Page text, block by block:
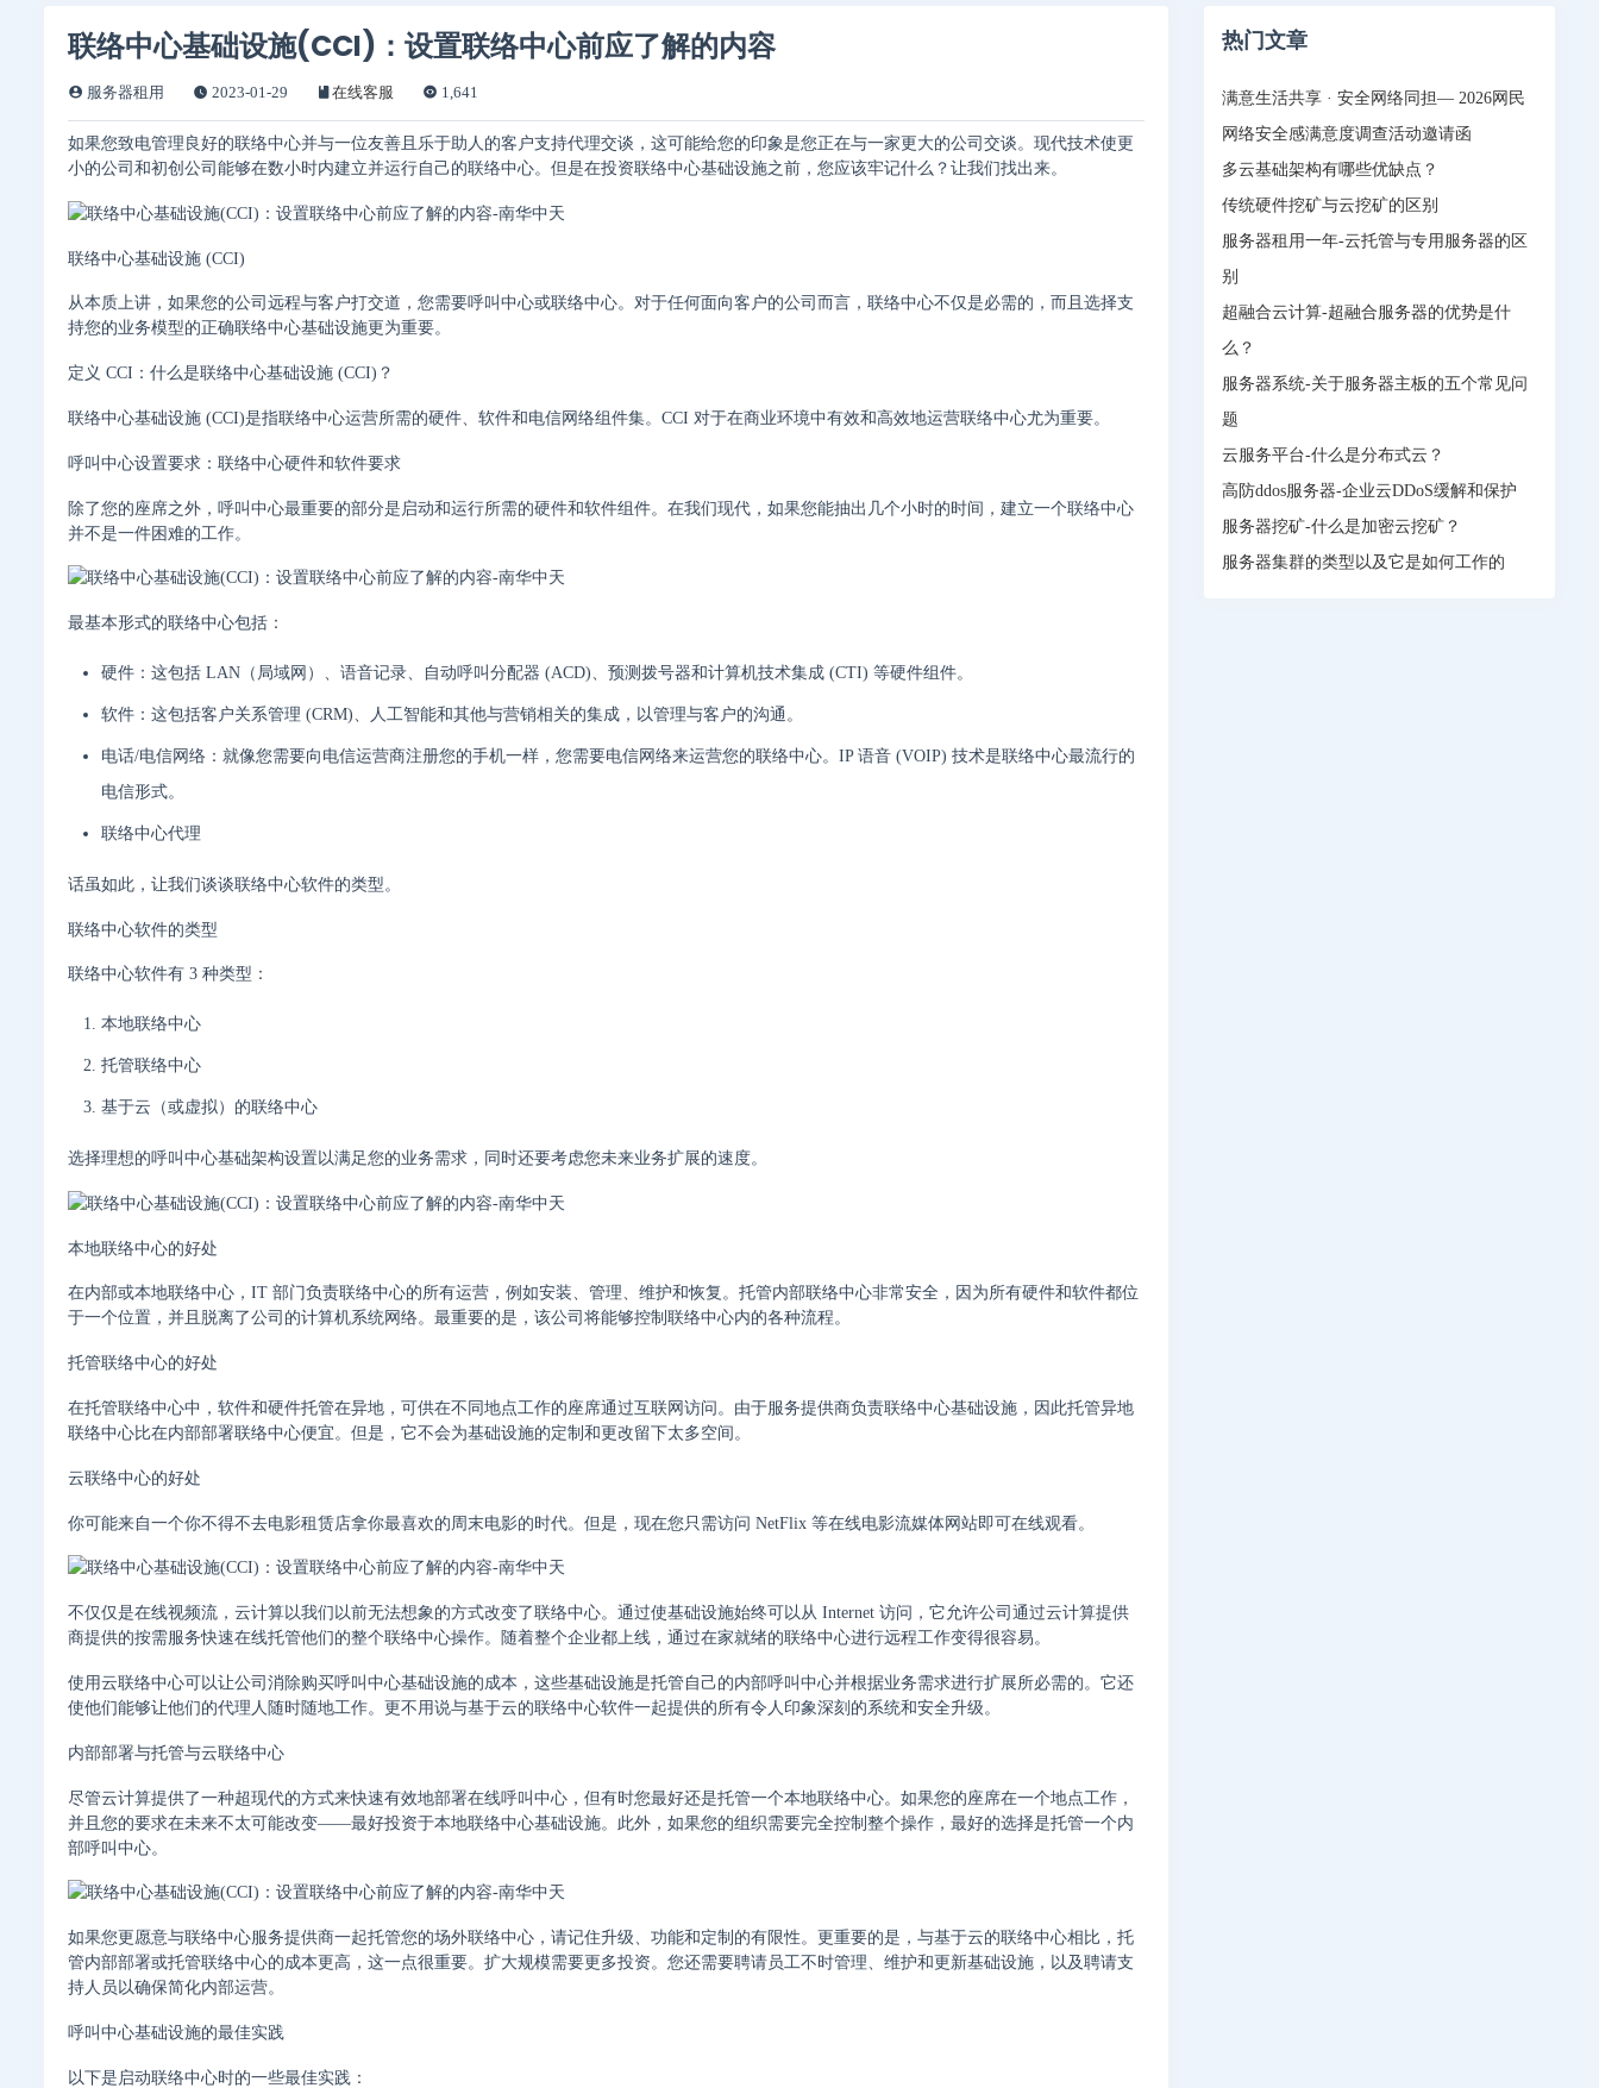
联络中心基础设施(CCI)：设置联络中心前应了解的内容
服务器租用 2023-01-29 在线客服 1,641
如果您致电管理良好的联络中心并与一位友善且乐于助人的客户支持代理交谈，这可能给您的印象是您正在与一家更大的公司交谈。现代技术使更
小的公司和初创公司能够在数小时内建立并运行自己的联络中心。但是在投资联络中心基础设施之前，您应该牢记什么？让我们找出来。
联络中心基础设施 (CCI)
从本质上讲，如果您的公司远程与客户打交道，您需要呼叫中心或联络中心。对于任何面向客户的公司而言，联络中心不仅是必需的，而且选择支
持您的业务模型的正确联络中心基础设施更为重要。
定义 CCI：什么是联络中心基础设施 (CCI)？
联络中心基础设施 (CCI)是指联络中心运营所需的硬件、软件和电信网络组件集。CCI 对于在商业环境中有效和高效地运营联络中心尤为重要。
呼叫中心设置要求：联络中心硬件和软件要求
除了您的座席之外，呼叫中心最重要的部分是启动和运行所需的硬件和软件组件。在我们现代，如果您能抽出几个小时的时间，建立一个联络中心
并不是一件困难的工作。
最基本形式的联络中心包括：
硬件：这包括 LAN（局域网）、语音记录、自动呼叫分配器 (ACD)、预测拨号器和计算机技术集成 (CTI) 等硬件组件。
软件：这包括客户关系管理 (CRM)、人工智能和其他与营销相关的集成，以管理与客户的沟通。
电话/电信网络：就像您需要向电信运营商注册您的手机一样，您需要电信网络来运营您的联络中心。IP 语音 (VOIP) 技术是联络中心最流行的
电信形式。
联络中心代理
话虽如此，让我们谈谈联络中心软件的类型。
联络中心软件的类型
联络中心软件有 3 种类型：
本地联络中心
托管联络中心
基于云（或虚拟）的联络中心
选择理想的呼叫中心基础架构设置以满足您的业务需求，同时还要考虑您未来业务扩展的速度。
本地联络中心的好处
在内部或本地联络中心，IT 部门负责联络中心的所有运营，例如安装、管理、维护和恢复。托管内部联络中心非常安全，因为所有硬件和软件都位
于一个位置，并且脱离了公司的计算机系统网络。最重要的是，该公司将能够控制联络中心内的各种流程。
托管联络中心的好处
在托管联络中心中，软件和硬件托管在异地，可供在不同地点工作的座席通过互联网访问。由于服务提供商负责联络中心基础设施，因此托管异地
联络中心比在内部部署联络中心便宜。但是，它不会为基础设施的定制和更改留下太多空间。
云联络中心的好处
你可能来自一个你不得不去电影租赁店拿你最喜欢的周末电影的时代。但是，现在您只需访问 NetFlix 等在线电影流媒体网站即可在线观看。
不仅仅是在线视频流，云计算以我们以前无法想象的方式改变了联络中心。通过使基础设施始终可以从 Internet 访问，它允许公司通过云计算提供
商提供的按需服务快速在线托管他们的整个联络中心操作。随着整个企业都上线，通过在家就绪的联络中心进行远程工作变得很容易。
使用云联络中心可以让公司消除购买呼叫中心基础设施的成本，这些基础设施是托管自己的内部呼叫中心并根据业务需求进行扩展所必需的。它还
使他们能够让他们的代理人随时随地工作。更不用说与基于云的联络中心软件一起提供的所有令人印象深刻的系统和安全升级。
内部部署与托管与云联络中心
尽管云计算提供了一种超现代的方式来快速有效地部署在线呼叫中心，但有时您最好还是托管一个本地联络中心。如果您的座席在一个地点工作，
并且您的要求在未来不太可能改变——最好投资于本地联络中心基础设施。此外，如果您的组织需要完全控制整个操作，最好的选择是托管一个内
部呼叫中心。
如果您更愿意与联络中心服务提供商一起托管您的场外联络中心，请记住升级、功能和定制的有限性。更重要的是，与基于云的联络中心相比，托
管内部部署或托管联络中心的成本更高，这一点很重要。扩大规模需要更多投资。您还需要聘请员工不时管理、维护和更新基础设施，以及聘请支
持人员以确保简化内部运营。
呼叫中心基础设施的最佳实践
以下是启动联络中心时的一些最佳实践：
热门文章
满意生活共享 · 安全网络同担— 2026网民
网络安全感满意度调查活动邀请函
多云基础架构有哪些优缺点？
传统硬件挖矿与云挖矿的区别
服务器租用一年-云托管与专用服务器的区
别
超融合云计算-超融合服务器的优势是什
么？
服务器系统-关于服务器主板的五个常见问
题
云服务平台-什么是分布式云？
高防ddos服务器-企业云DDoS缓解和保护
服务器挖矿-什么是加密云挖矿？
服务器集群的类型以及它是如何工作的